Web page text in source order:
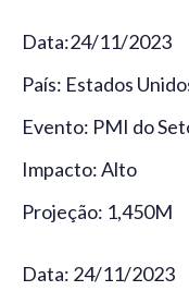
Data:24/11/2023
País: Estados
Evento: PMI do
Impacto: Alto
Projeção: 1,450M
Data: 24/11/2023